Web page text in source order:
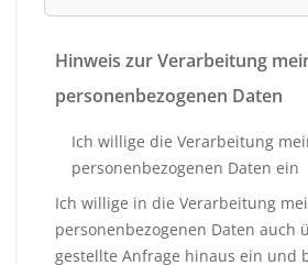
Hinweis zur Verarbeitung
personenbezogenen Daten
Ich willige die Verarbeitung
personenbezogenen Daten ein
Ich willige in die Verarbeitung
personenbezogenen Daten auch
gestellte Anfrage hinaus ein und